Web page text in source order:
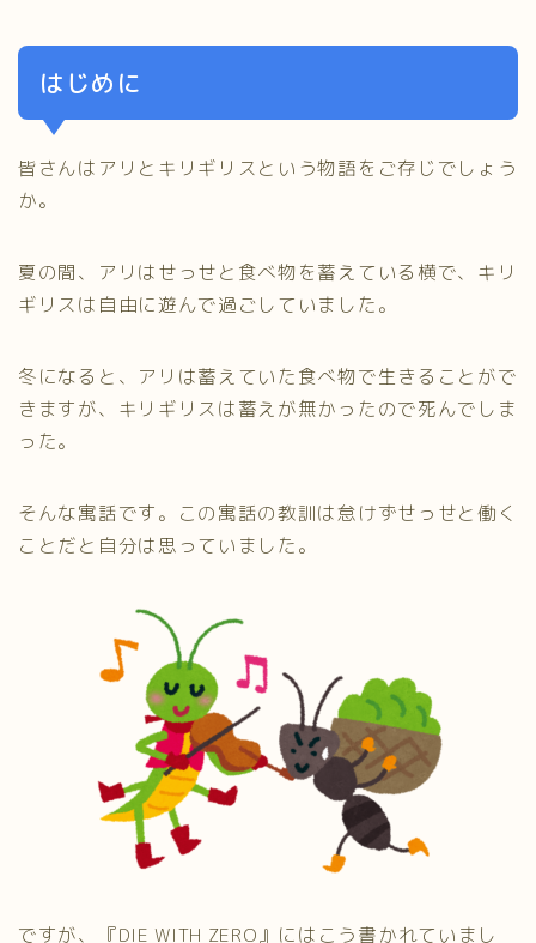
はじめに
皆さんはアリとキリギリスという物語をご存じでしょう
か。
夏の間、アリはせっせと食べ物を蓄えている横で、キリ
ギリスは自由に遊んで過ごしていました。
冬になると、アリは蓄えていた食べ物で生きることがで
きますが、キリギリスは蓄えが無かったので死んでしま
った。
そんな寓話です。この寓話の教訓は怠けずせっせと働く
ことだと自分は思っていました。
ですが、『DIE WITH ZERO』にはこう書かれていまし